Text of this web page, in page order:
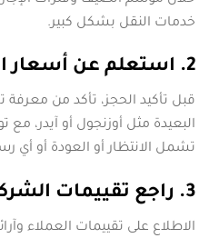
خدمات النقل بشكل كبير.
2. استعلم عن أسعار الرحلات الطويلة
قبل تأكيد الحجز، تأكد من معرفة
البعيدة مثل أوزنجول أو آيدر، مع
تشمل الانتظار أو العودة أو أي
3. راجع تقييمات الشركة
الاطلاع على تقييمات العملاء